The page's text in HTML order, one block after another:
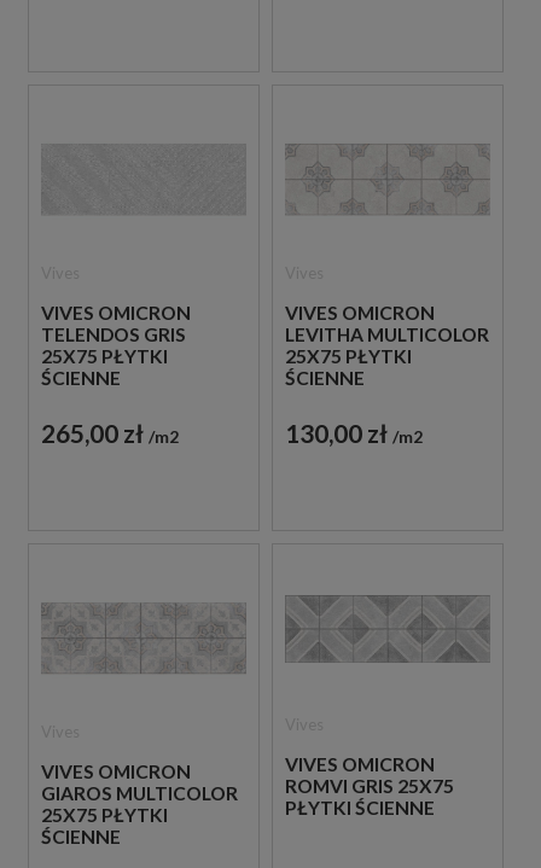
VIVES OMICRON
TELENDOS GRIS
25X75 PŁYTKI
ŚCIENNE
265,00 zł m2
VIVES OMICRON
LEVITHA MULTICOLOR
25X75 PŁYTKI
ŚCIENNE
130,00 zł m2
VIVES OMICRON
GIAROS MULTICOLOR
25X75 PŁYTKI
ŚCIENNE
VIVES OMICRON
ROMVI GRIS 25X75
PŁYTKI ŚCIENNE